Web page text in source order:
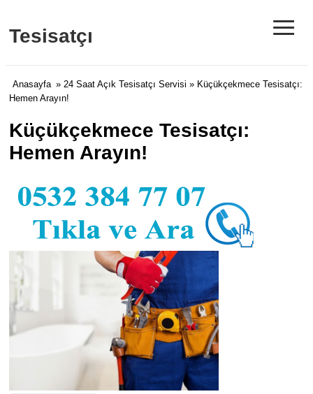
Tesisatçı ≡
Anasayfa » 24 Saat Açık Tesisatçı Servisi » Küçükçekmece Tesisatçı:
Hemen Arayın!
Küçükçekmece Tesisatçı:
Hemen Arayın!